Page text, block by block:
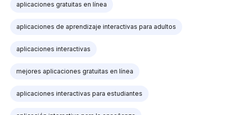
aplicaciones gratuitas en línea
aplicaciones de aprendizaje interactivas para adultos
aplicaciones interactivas
mejores aplicaciones gratuitas en línea
aplicaciones interactivas para estudiantes